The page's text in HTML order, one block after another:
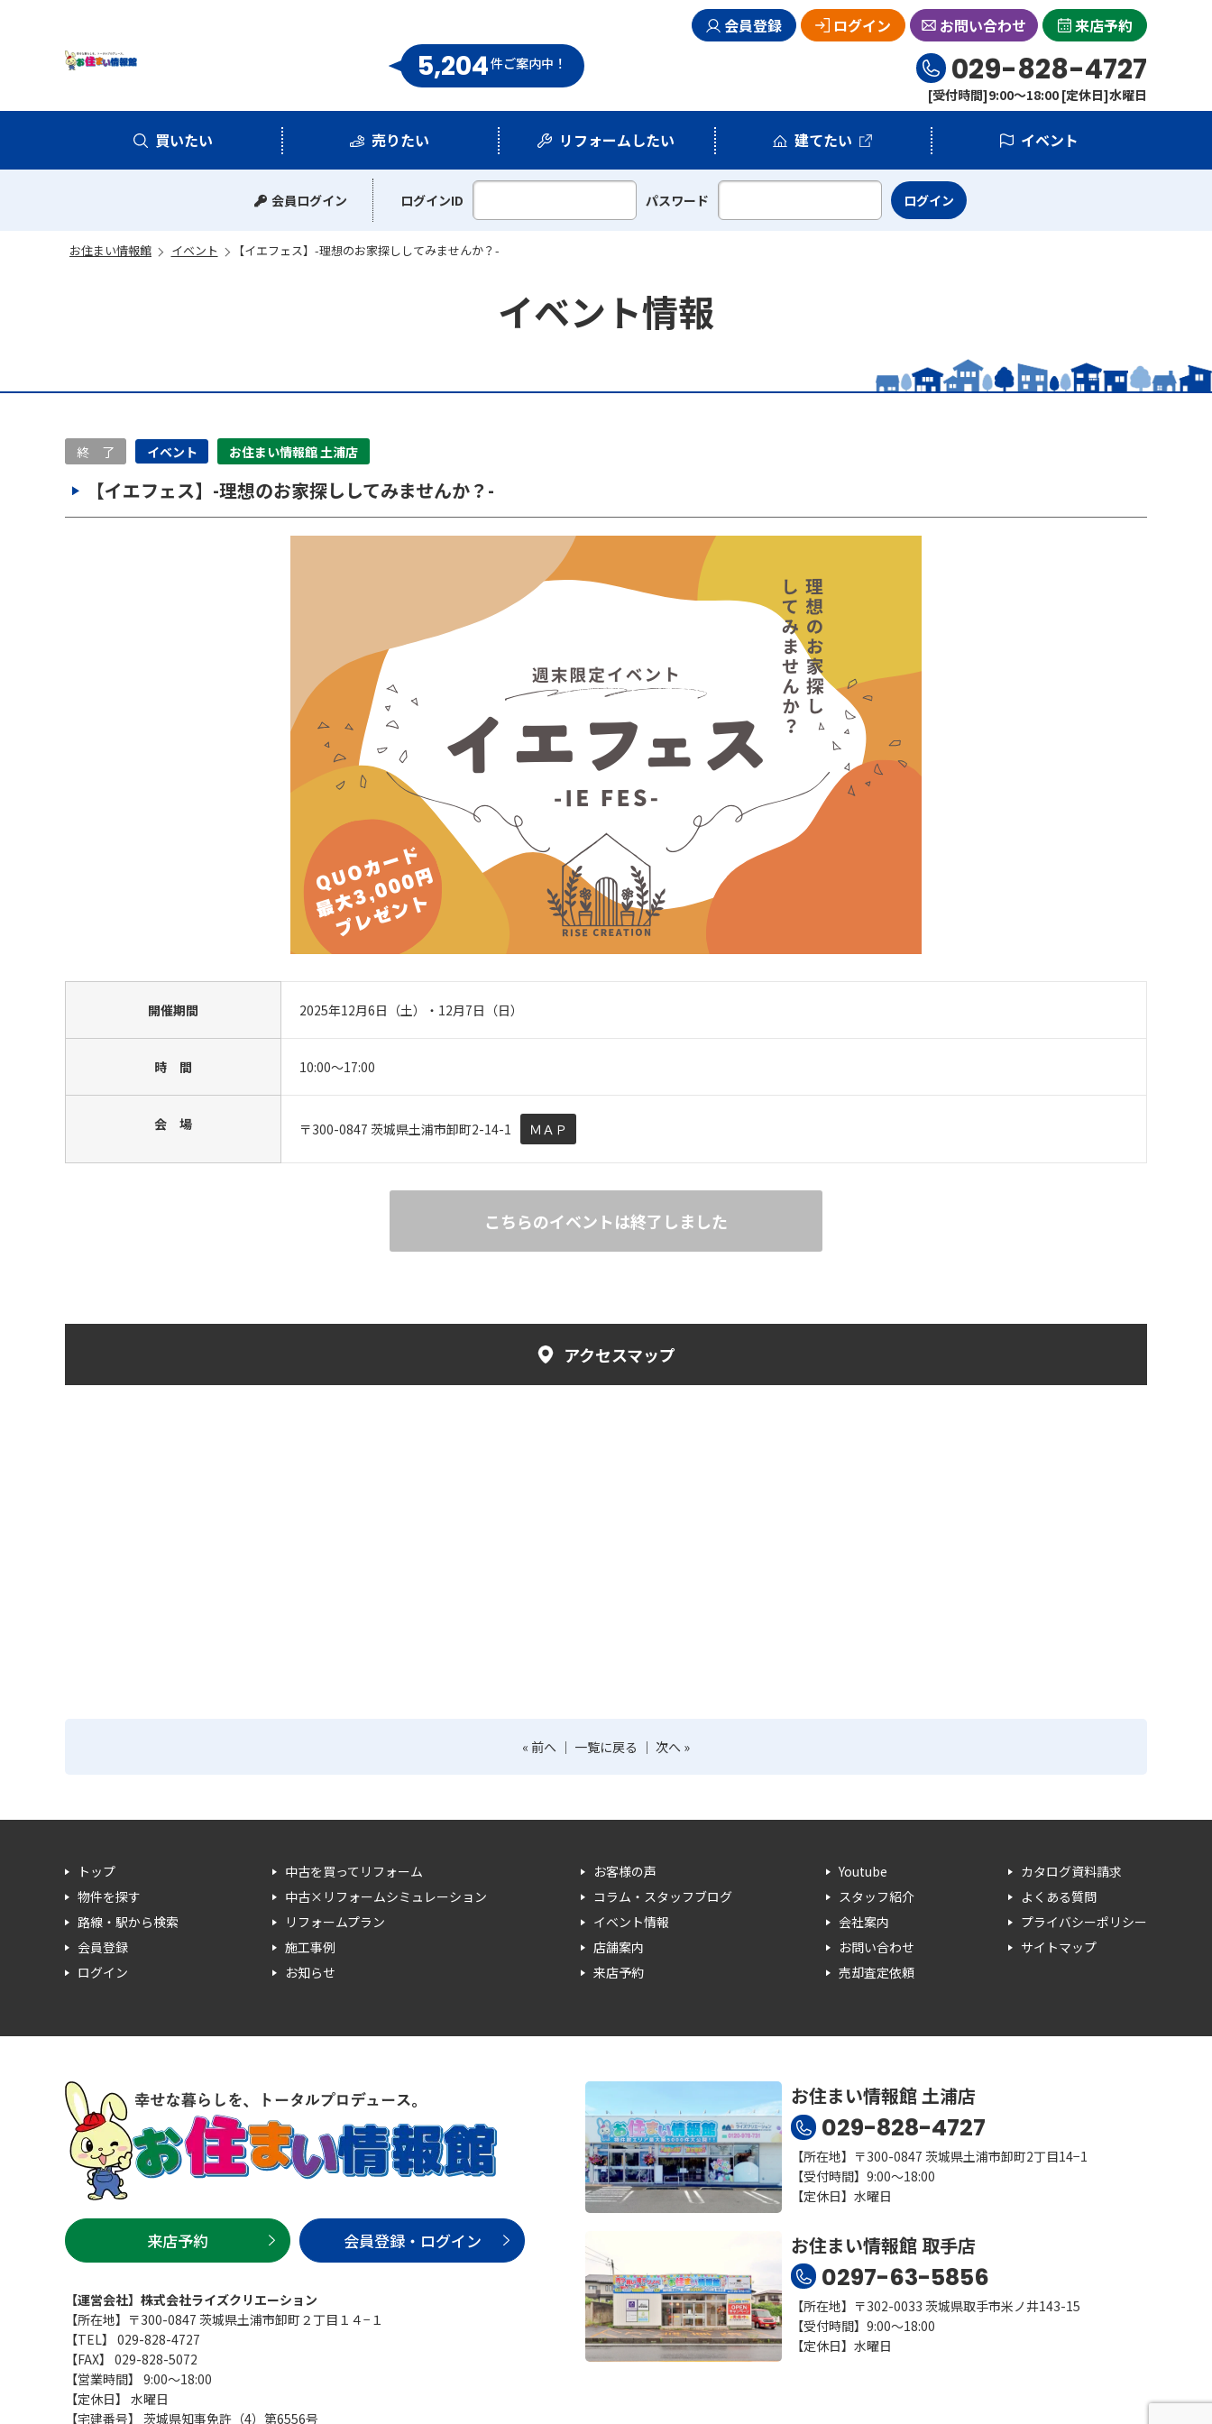
お住まい情報館
5,204件ご案内中！
会員登録 ログイン お問い合わせ 来店予約
029-828-4727
[受付時間]9:00～18:00 [定休日]水曜日
買いたい
中古一戸建て
中古マンション
新築一戸建て
土地
売りたい リフォームしたい
シミュレーション
リフォームプラン
建てたい イベント
会員ログイン ログインID パスワード
お住まい情報館 イベント 【イエフェス】-理想のお家探ししてみませんか？-
イベント情報
終 了 イベント お住まい情報館 土浦店
【イエフェス】-理想のお家探ししてみませんか？-
開催期間 2025年12月6日（土）・12月7日（日）
時 間 10:00～17:00
会 場 〒300-0847 茨城県土浦市卸町2-14-1 ＭＡＰ
こちらのイベントは終了しました
アクセスマップ
« 前へ ｜ 一覧に戻る ｜ 次へ »
トップ
物件を探す
路線・駅から検索
会員登録
ログイン
中古を買ってリフォーム
中古×リフォームシミュレーション
リフォームプラン
施工事例
お知らせ
お客様の声
コラム・スタッフブログ
イベント情報
店舗案内
来店予約
Youtube
スタッフ紹介
会社案内
お問い合わせ
売却査定依頼
カタログ資料請求
よくある質問
プライバシーポリシー
サイトマップ
来店予約 会員登録・ログイン
【運営会社】株式会社ライズクリエーション
【所在地】〒300-0847 茨城県土浦市卸町２丁目１４−１
【TEL】 029-828-4727
【FAX】 029-828-5072
【営業時間】 9:00～18:00
【定休日】 水曜日
【宅建番号】 茨城県知事免許（4）第6556号
お住まい情報館 土浦店
029-828-4727
【所在地】〒300-0847 茨城県土浦市卸町2丁目14−1
【受付時間】9:00～18:00
【定休日】水曜日
お住まい情報館 取手店
0297-63-5856
【所在地】〒302-0033 茨城県取手市米ノ井143-15
【受付時間】9:00～18:00
【定休日】水曜日